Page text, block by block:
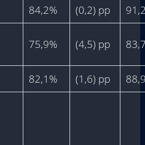
84,2% (0,2) pp
75,9% (4,5) pp
82,1% (1,6) pp